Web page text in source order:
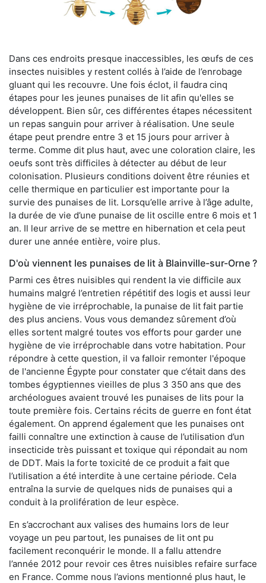
Dans ces endroits presque inaccessibles, les œufs de ces
insectes nuisibles y restent collés à l’aide de l’enrobage
gluant qui les recouvre. Une fois éclot, il faudra cinq
étapes pour les jeunes punaises de lit afin qu'elles se
développent. Bien sûr, ces différentes étapes nécessitent
un repas sanguin pour arriver à réalisation. Une seule
étape peut prendre entre 3 et 15 jours pour arriver à
terme. Comme dit plus haut, avec une coloration claire, les
oeufs sont très difficiles à détecter au début de leur
colonisation. Plusieurs conditions doivent être réunies et
celle thermique en particulier est importante pour la
survie des punaises de lit. Lorsqu’elle arrive à l’âge adulte,
la durée de vie d’une punaise de lit oscille entre 6 mois et 1
an. Il leur arrive de se mettre en hibernation et cela peut
durer une année entière, voire plus.
D'où viennent les punaises de lit à Blainville-sur-Orne ?
Parmi ces êtres nuisibles qui rendent la vie difficile aux
humains malgré l’entretien répétitif des logis et aussi leur
hygiène de vie irréprochable, la punaise de lit fait partie
des plus anciens. Vous vous demandez sûrement d’où
elles sortent malgré toutes vos efforts pour garder une
hygiène de vie irréprochable dans votre habitation. Pour
répondre à cette question, il va falloir remonter l'époque
de l'ancienne Égypte pour constater que c’était dans des
tombes égyptiennes vieilles de plus 3 350 ans que des
archéologues avaient trouvé les punaises de lits pour la
toute première fois. Certains récits de guerre en font état
également. On apprend également que les punaises ont
failli connaître une extinction à cause de l’utilisation d’un
insecticide très puissant et toxique qui répondait au nom
de DDT. Mais la forte toxicité de ce produit a fait que
l’utilisation a été interdite à une certaine période. Cela
entraîna la survie de quelques nids de punaises qui a
conduit à la prolifération de leur espèce.
En s’accrochant aux valises des humains lors de leur
voyage un peu partout, les punaises de lit ont pu
facilement reconquérir le monde. Il a fallu attendre
l’année 2012 pour revoir ces êtres nuisibles refaire surface
en France. Comme nous l’avions mentionné plus haut, le